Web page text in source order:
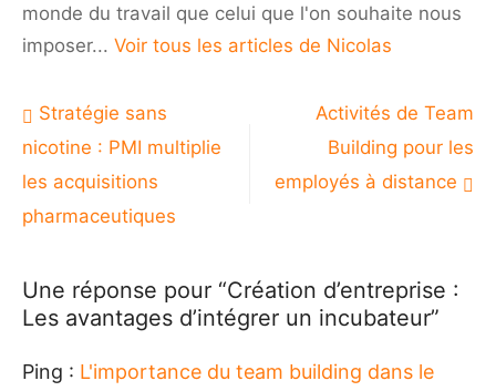
monde du travail que celui que l'on souhaite nous
imposer... Voir tous les articles de Nicolas
Navigation
de
l’article
Stratégie sans
nicotine : PMI multiplie
les acquisitions
pharmaceutiques
Activités de Team
Building pour les
employés à distance
Une réponse pour “Création d’entreprise :
Les avantages d’intégrer un incubateur”
Ping : L'importance du team building dans le